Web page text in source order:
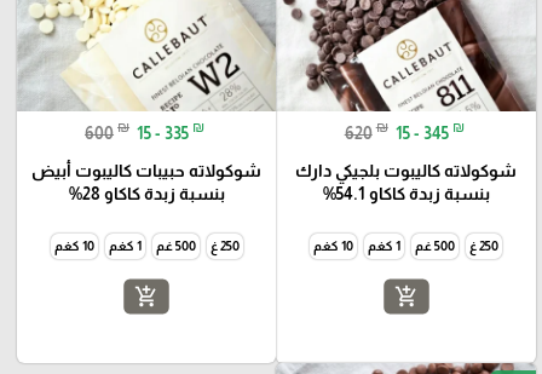
620 ₪ 15 - 345 ₪
شوكولاته كاليبوت بلجيكي دارك
بنسبة زبدة كاكاو 54.1%
250 غ 500 غم 1 كغم 10 كغم
add_shopping_cart
600 ₪ 15 - 335 ₪
شوكولاته حبيبات كاليبوت أبيض
بنسبة زبدة كاكاو 28%
250 غ 500 غم 1 كغم 10 كغم
add_shopping_cart